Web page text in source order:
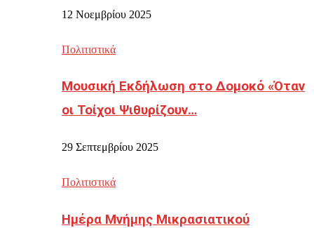
12 Νοεμβρίου 2025
Πολιτιστικά
Μουσική Εκδήλωση στο Δομοκό «Όταν
οι Τοίχοι Ψιθυρίζουν…
29 Σεπτεμβρίου 2025
Πολιτιστικά
Ημέρα Μνήμης Μικρασιατικού